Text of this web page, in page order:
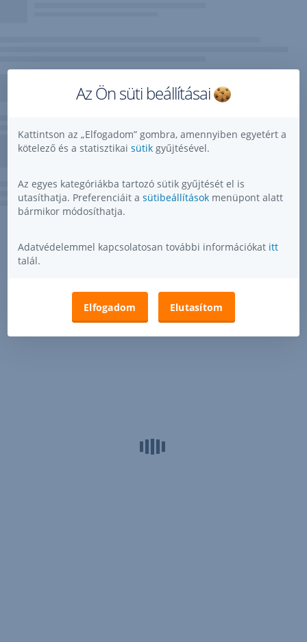
Az Ön süti beállításai
Kattintson az „Elfogadom” gombra, amennyiben egyetért a
kötelező és a statisztikai sütik gyűjtésével.
Az egyes kategóriákba tartozó sütik gyűjtését el is
utasíthatja. Preferenciáit a sütibeállítások menüpont alatt
bármikor módosíthatja.
Adatvédelemmel kapcsolatosan további információkat itt
talál.
Elfogadom Elutasítom